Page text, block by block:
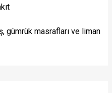
gümrük masrafları ve liman